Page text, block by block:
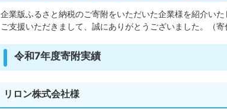
企業版ふるさと納税のご寄附をいただいた企業様を紹介いた
ご支援いただきまして、誠にありがとうございました。（寄
令和7年度寄附実績
リロン株式会社様